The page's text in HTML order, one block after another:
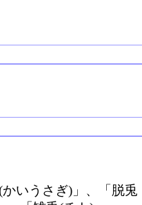
かいうさぎ)」、「脱兎